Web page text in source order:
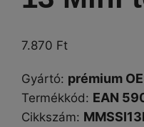
7.870 Ft
Gyártó: prémium
Termékkód: EAN
Cikkszám: